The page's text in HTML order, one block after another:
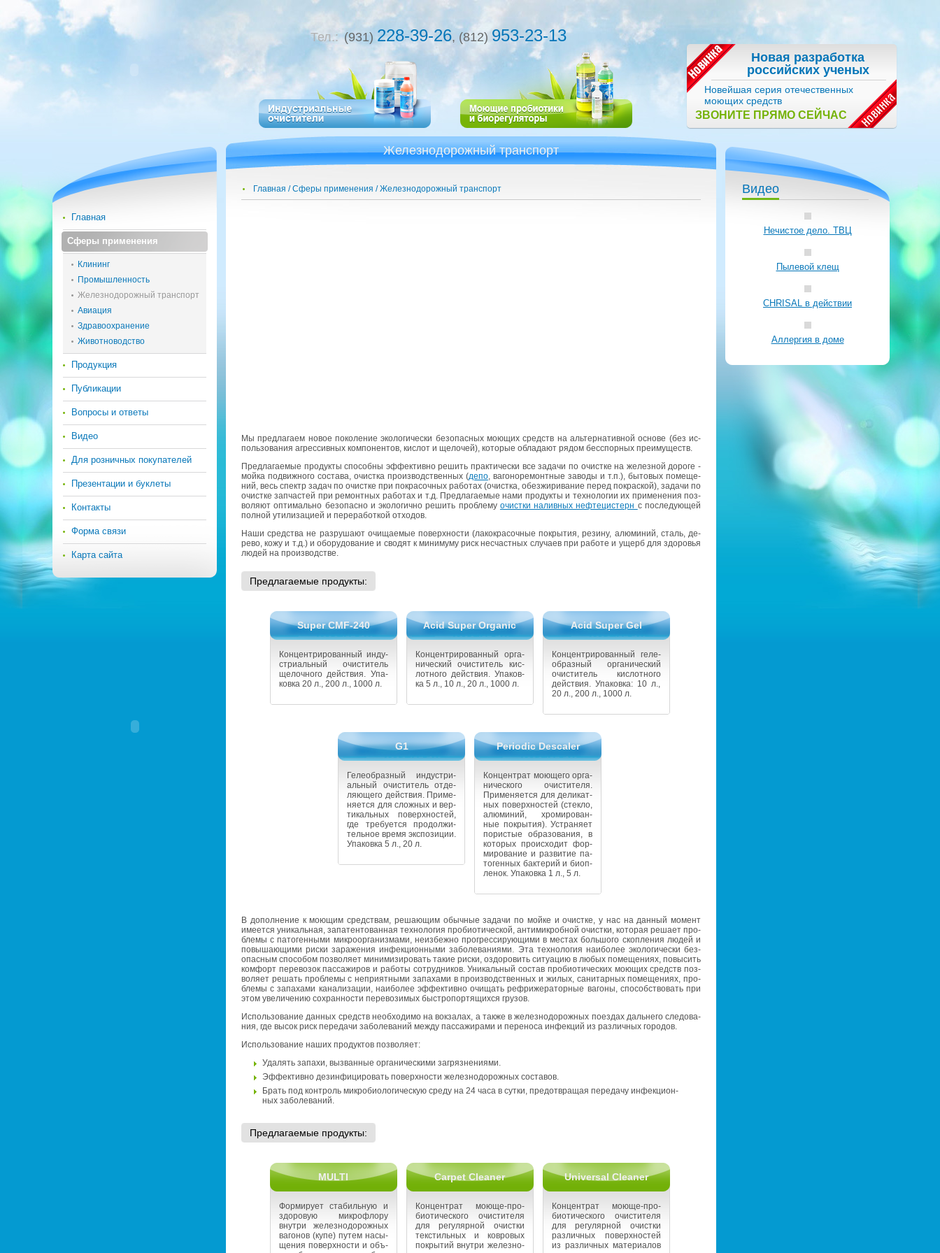
Тел.:(931) 228-39-26, (812) 953-23-13
Новая разработка
российских ученых
Новейшая серия отечественных
моющих средств
ЗВОНИТЕ ПРЯМО СЕЙЧАС
Железнодорожный транспорт
Главная Сферы применения Железнодорожный транспорт
Мы пред­ла­га­ем новое по­ко­ле­ние эко­ло­ги­че­ски без­опас­ных мо­ю­щих средств на аль­тер­на­тив­ной ос­но­ве (без ис­
поль­зо­ва­ния агрес­сив­ных ком­по­нен­тов, кис­лот и ще­ло­чей), ко­то­рые об­ла­да­ют рядом бес­спор­ных пре­иму­ществ.
Пред­ла­га­е­мые про­дук­ты спо­соб­ны эф­фек­тив­но ре­шить прак­ти­че­ски все за­да­чи по очист­ке на же­лез­ной до­ро­ге -
мойка по­движ­но­го со­ста­ва, очист­ка про­из­вод­ствен­ных (депо, ва­го­но­ре­монт­ные за­во­ды и т.п.), бы­то­вых по­ме­ще­
ний, весь спектр задач по очист­ке при по­кра­соч­ных ра­бо­тах (очист­ка, обез­жи­ри­ва­ние перед по­крас­кой), за­да­чи по
очист­ке зап­ча­стей при ре­монт­ных ра­бо­тах и т.д. Пред­ла­га­е­мые нами про­дук­ты и тех­но­ло­гии их при­ме­не­ния поз­
во­ля­ют оп­ти­маль­но без­опас­но и эко­ло­гич­но ре­шить про­бле­му очист­ки на­лив­ных неф­те­ци­стерн с по­сле­ду­ю­щей
пол­ной ути­ли­за­ци­ей и пе­ре­ра­бот­кой от­хо­дов.
Наши сред­ства не раз­ру­ша­ют очи­ща­е­мые по­верх­но­сти (ла­ко­кра­соч­ные по­кры­тия, ре­зи­ну, алю­ми­ний, сталь, де­
ре­во, кожу и т.д.) и обо­ру­до­ва­ние и сво­дят к ми­ни­му­му риск несчаст­ных слу­ча­ев при ра­бо­те и ущерб для здо­ро­вья
людей на про­из­вод­стве.
Пред­ла­га­е­мые про­дук­ты:
Super CMF-240
Кон­цен­три­ро­ван­ный ин­ду­
стри­аль­ный очи­сти­тель
ще­лоч­но­го дей­ствия. Упа­
ков­ка 20 л., 200 л., 1000 л.
Acid Super Organic
Кон­цен­три­ро­ван­ный ор­га­
ни­че­ский очи­сти­тель кис­
лот­но­го дей­ствия. Упа­ков­
ка 5 л., 10 л., 20 л., 1000 л.
Acid Super Gel
Кон­цен­три­ро­ван­ный ге­ле­
об­раз­ный ор­га­ни­че­ский
очи­сти­тель кис­лот­но­го
дей­ствия. Упа­ков­ка: 10 л.,
20 л., 200 л., 1000 л.
G1
Ге­ле­об­раз­ный ин­ду­стри­
аль­ный очи­сти­тель от­де­
ля­ю­ще­го дей­ствия. При­ме­
ня­ет­ся для слож­ных и вер­
ти­каль­ных по­верх­но­стей,
где тре­бу­ет­ся про­дол­жи­
тель­ное время экс­по­зи­ции.
Упа­ков­ка 5 л., 20 л.
Periodic Descaler
Кон­цен­трат мо­ю­ще­го ор­га­
ни­че­ско­го очи­сти­те­ля.
При­ме­ня­ет­ся для де­ли­кат­
ных по­верх­но­стей (стек­ло,
алю­ми­ний, хро­ми­ро­ван­
ные по­кры­тия). Устра­ня­ет
по­ри­стые об­ра­зо­ва­ния, в
ко­то­рых про­ис­хо­дит фор­
ми­ро­ва­ние и раз­ви­тие па­
то­ген­ных бак­те­рий и биоп­
ле­нок. Упа­ков­ка 1 л., 5 л.
В до­пол­не­ние к мо­ю­щим сред­ствам, ре­ша­ю­щим обыч­ные за­да­чи по мойке и очист­ке, у нас на дан­ный мо­мент
име­ет­ся уни­каль­ная, за­па­тен­то­ван­ная тех­но­ло­гия про­био­ти­че­ской, ан­ти­мик­роб­ной очист­ки, ко­то­рая ре­ша­ет про­
бле­мы с па­то­ген­ны­ми мик­ро­ор­га­низ­ма­ми, неиз­беж­но про­грес­си­ру­ю­щи­ми в ме­стах боль­шо­го скоп­ле­ния людей и
по­вы­ша­ю­щи­ми риски за­ра­же­ния ин­фек­ци­он­ны­ми за­бо­ле­ва­ни­я­ми. Эта тех­но­ло­гия наи­бо­лее эко­ло­ги­че­ски без­
опас­ным спо­со­бом поз­во­ля­ет ми­ни­ми­зи­ро­вать такие риски, оздо­ро­вить си­ту­а­цию в любых по­ме­ще­ни­ях, по­вы­сить
ком­форт пе­ре­во­зок пас­са­жи­ров и ра­бо­ты со­труд­ни­ков. Уни­каль­ный со­став про­био­ти­че­ских мо­ю­щих средств поз­
во­ля­ет ре­шать про­бле­мы с непри­ят­ны­ми за­па­ха­ми в про­из­вод­ствен­ных и жилых, са­ни­тар­ных по­ме­ще­ни­ях, про­
бле­мы с за­па­ха­ми ка­на­ли­за­ции, наи­бо­лее эф­фек­тив­но очи­щать ре­фри­же­ра­тор­ные ва­го­ны, спо­соб­ство­вать при
этом уве­ли­че­нию со­хран­но­сти пе­ре­во­зи­мых быст­ро­пор­тя­щих­ся гру­зов.
Ис­поль­зо­ва­ние дан­ных средств необ­хо­ди­мо на вок­за­лах, а также в же­лез­но­до­рож­ных по­ез­дах даль­не­го сле­до­ва­
ния, где высок риск пе­ре­да­чи за­бо­ле­ва­ний между пас­са­жи­ра­ми и пе­ре­но­са ин­фек­ций из раз­лич­ных го­ро­дов.
Ис­поль­зо­ва­ние наших про­дук­тов поз­во­ля­ет:
Уда­лять за­па­хи, вы­зван­ные ор­га­ни­че­ски­ми за­гряз­не­ни­я­ми.
Эф­фек­тив­но дез­ин­фи­ци­ро­вать по­верх­но­сти же­лез­но­до­рож­ных со­ста­вов.
Брать под кон­троль мик­ро­био­ло­ги­че­скую среду на 24 часа в сутки, предот­вра­щая пе­ре­да­чу ин­фек­ци­он­
ных за­бо­ле­ва­ний.
Пред­ла­га­е­мые про­дук­ты:
MULTI
Фор­ми­ру­ет ста­биль­ную и
здо­ро­вую мик­ро­фло­ру
внут­ри же­лез­но­до­рож­ных
ва­го­нов (купе) путем на­сы­
ще­ния по­верх­но­сти и объ­
Carpet Cleaner
Кон­цен­трат мо­ю­ще-про­
био­ти­че­ско­го очи­сти­те­ля
для ре­гу­ляр­ной очист­ки
тек­стиль­ных и ков­ро­вых
по­кры­тий внут­ри же­лез­но­
Universal Cleaner
Кон­цен­трат мо­ю­ще-про­
био­ти­че­ско­го очи­сти­те­ля
для ре­гу­ляр­ной очист­ки
раз­лич­ных по­верх­но­стей
из раз­лич­ных ма­те­ри­а­лов
Главная
Сферы применения
Клининг
Промышленность
Железнодорожный транспорт
Авиация
Здравоохранение
Животноводство
Продукция
Публикации
Вопросы и ответы
Видео
Для розничных покупателей
Презентации и буклеты
Контакты
Форма связи
Карта сайта
Видео
Нечистое дело. ТВЦ
Пылевой клещ
CHRISAL в действии
Аллергия в доме